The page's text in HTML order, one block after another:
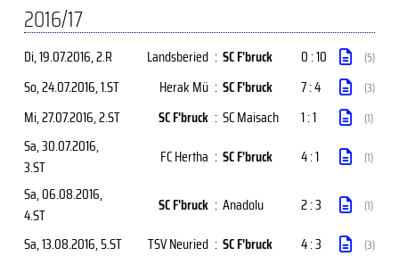
2016/17
Di, 19.07.2016, 2.R Landsberied : SC F'bruck 0 : 10 (5)
So, 24.07.2016, 1.ST Herak Mü : SC F'bruck 7 : 4 (3)
Mi, 27.07.2016, 2.ST SC F'bruck : SC Maisach 1 : 1 (1)
Sa, 30.07.2016,
3.ST
FC Hertha : SC F'bruck 4 : 1 (1)
Sa, 06.08.2016,
4.ST
SC F'bruck : Anadolu 2 : 3 (1)
Sa, 13.08.2016, 5.ST TSV Neuried : SC F'bruck 4 : 3 (3)